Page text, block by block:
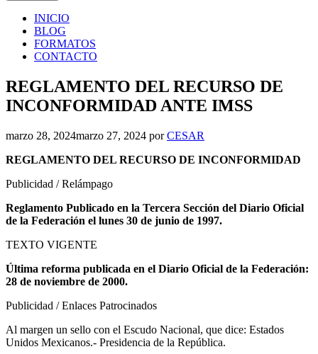
INICIO
BLOG
FORMATOS
CONTACTO
REGLAMENTO DEL RECURSO DE
INCONFORMIDAD ANTE IMSS
marzo 28, 2024marzo 27, 2024 porCESAR
REGLAMENTO DEL RECURSO DE INCONFORMIDAD
Publicidad / Relámpago
Reglamento Publicado en la Tercera Sección del Diario Oficial
de la Federación el lunes 30 de junio de 1997.
TEXTO VIGENTE
Última reforma publicada en el Diario Oficial de la Federación:
28 de noviembre de 2000.
Publicidad / Enlaces Patrocinados
Al margen un sello con el Escudo Nacional, que dice: Estados
Unidos Mexicanos.- Presidencia de la República.